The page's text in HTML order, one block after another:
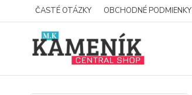
ČASTÉ OTÁZKY OBCHODNÉ PODMIENKY